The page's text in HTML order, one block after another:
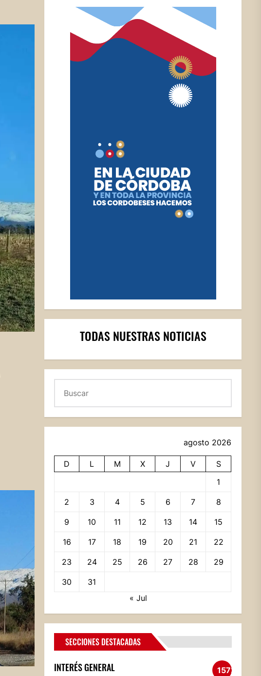
TODAS NUESTRAS NOTICIAS
agosto 2026
D L M X J V
S
1
2 3 4 5 6 7 8
9 10 11 12 13 14 15
16 17 18 19 20 21 22
23 24 25 26 27 28 29
30
31
« Jul
SECCIONES DESTACADAS
INTERÉS GENERAL 1572